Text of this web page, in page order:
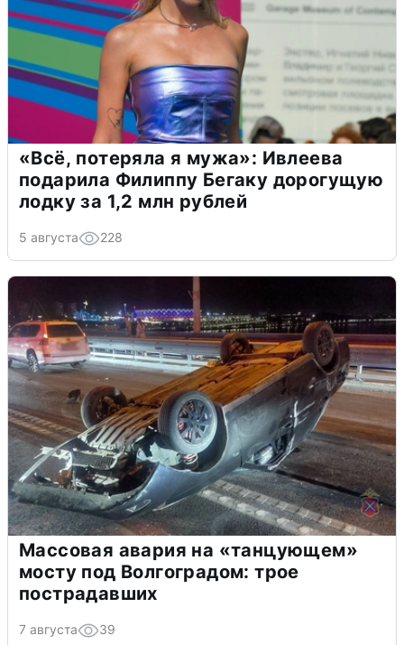
«Всё, потеряла я мужа»: Ивлеева
подарила Филиппу Бегаку дорогущую
лодку за 1,2 млн рублей
5 августа 228
Массовая авария на «танцующем»
мосту под Волгоградом: трое
пострадавших
7 августа 39